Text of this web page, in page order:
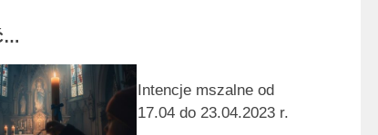
Intencje mszalne od
17.04 do 23.04.2023 r.